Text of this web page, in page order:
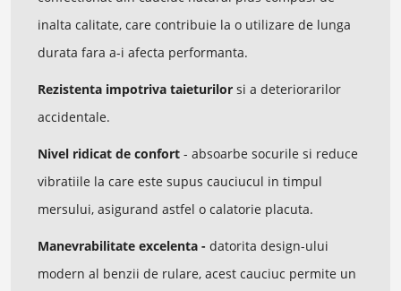
inalta calitate, care contribuie la o utilizare de lunga
durata fara a-i afecta performanta.
Rezistenta impotriva taieturilor si a deteriorarilor
accidentale.
Nivel ridicat de confort - absoarbe socurile si reduce
vibratiile la care este supus cauciucul in timpul
mersului, asigurand astfel o calatorie placuta.
Manevrabilitate excelenta - datorita design-ului
modern al benzii de rulare, acest cauciuc permite un